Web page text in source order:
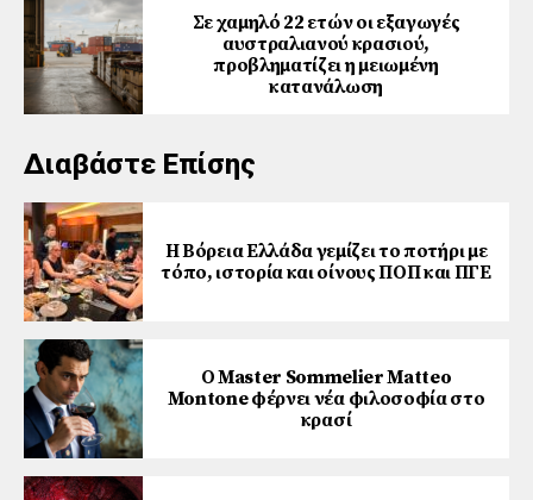
Σε χαμηλό 22 ετών οι εξαγωγές
αυστραλιανού κρασιού,
προβληματίζει η μειωμένη
κατανάλωση
Διαβάστε Επίσης
Η Βόρεια Ελλάδα γεμίζει το ποτήρι με
τόπο, ιστορία και οίνους ΠΟΠ και ΠΓΕ
Ο Master Sommelier Matteo
Montone φέρνει νέα φιλοσοφία στο
κρασί